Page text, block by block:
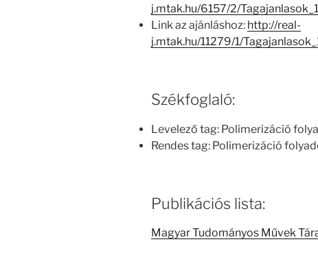
j.mtak.hu/6157/2/
Link az ajánláshoz: http://real-
j.mtak.hu/11279/1/
Székfoglaló:
Levelező tag: Polimerizáció
Rendes tag: Polimerizáció
Publikációs lista:
Magyar Tudományos Művek